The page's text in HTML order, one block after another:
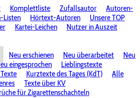
Komplettliste Zufallsautor
Autoren-
Listen Hörtext-Autoren
Unsere TOP
Kartei-Leichen
Nutzer in Auszeit
Neu erschienen Neu überarbeitet
Neu
eingesprochen
Lieblingstexte
Kurztexte des Tages (KdT)
Alle
Texte über KV
für Zigarettenschachteln